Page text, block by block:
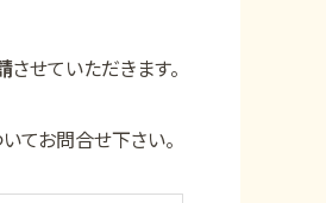
させていただきます。
てお問合せ下さい。